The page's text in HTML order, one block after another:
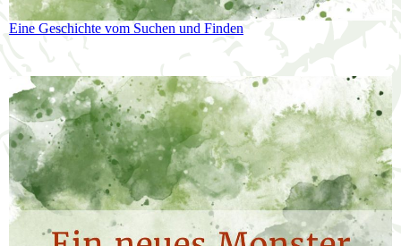
Eine Geschichte vom Suchen und Finden